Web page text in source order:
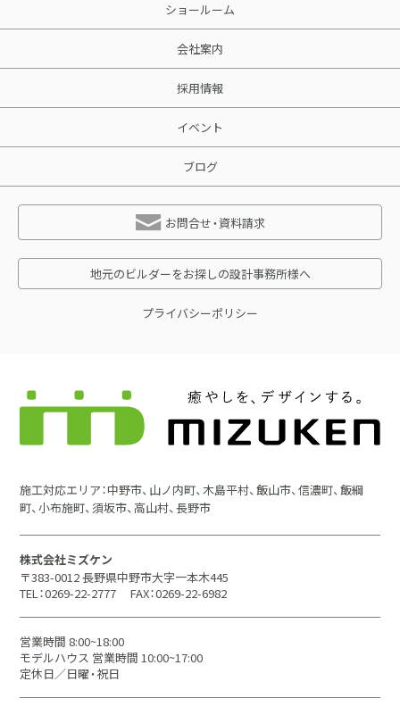
ショールーム
会社案内
採用情報
イベント
ブログ
お問合せ・資料請求
地元のビルダーをお探しの設計事務所様へ
プライバシーポリシー
施工対応エリア：中野市、山ノ内町、木島平村、飯山市、信濃町、飯綱
町、小布施町、須坂市、高山村、長野市
株式会社ミズケン
〒383-0012 長野県中野市大字一本木445
TEL：0269-22-2777
FAX：0269-22-6982
営業時間 8:00~18:00
モデルハウス 営業時間 10:00~17:00
定休日／日曜・祝日